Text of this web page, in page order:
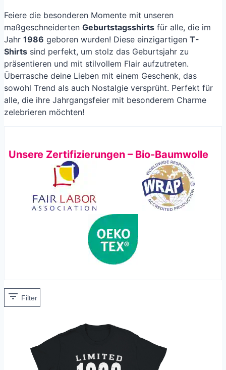
Feiere die besonderen Momente mit unseren
maßgeschneiderten Geburtstagsshirts für alle, die im
Jahr 1986 geboren wurden! Diese einzigartigen T-
Shirts sind perfekt, um stolz das Geburtsjahr zu
präsentieren und mit stilvollem Flair aufzutreten.
Überrasche deine Lieben mit einem Geschenk, das
sowohl Trend als auch Nostalgie versprüht. Perfekt für
alle, die ihre Jahrgangsfeier mit besonderem Charme
zelebrieren möchten!
Unsere Zertifizierungen – Bio-Baumwolle
Filter